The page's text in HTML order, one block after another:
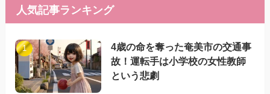
人気記事ランキング
4歳の命を奪った奄美市の交通事
故！運転手は小学校の女性教師
という悲劇